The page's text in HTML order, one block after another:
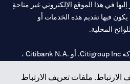
ملفات تعريف الارتباط
في هذا الموقع الإلكتروني غير متاحةٍ
فيها تقديم هذه الخدمات أو
المحلية.
سيتي بنك هي علامة خدمة لشركة Citigroup Inc. أو .Citibank N.A ،